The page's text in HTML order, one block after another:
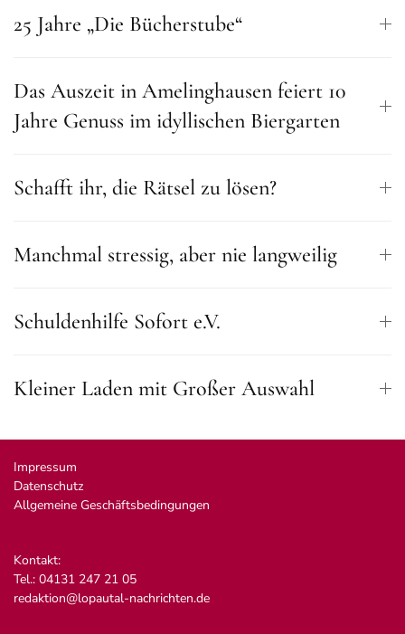
25 Jahre „Die Bücherstube“
Das Auszeit in Amelinghausen feiert 10
Jahre Genuss im idyllischen Biergarten
Schafft ihr, die Rätsel zu lösen?
Manchmal stressig, aber nie langweilig
Schuldenhilfe Sofort e.V.
Kleiner Laden mit Großer Auswahl
Impressum
Datenschutz
Allgemeine Geschäftsbedingungen
Kontakt:
Tel.: 04131 247 21 05
redaktion@lopautal-nachrichten.de